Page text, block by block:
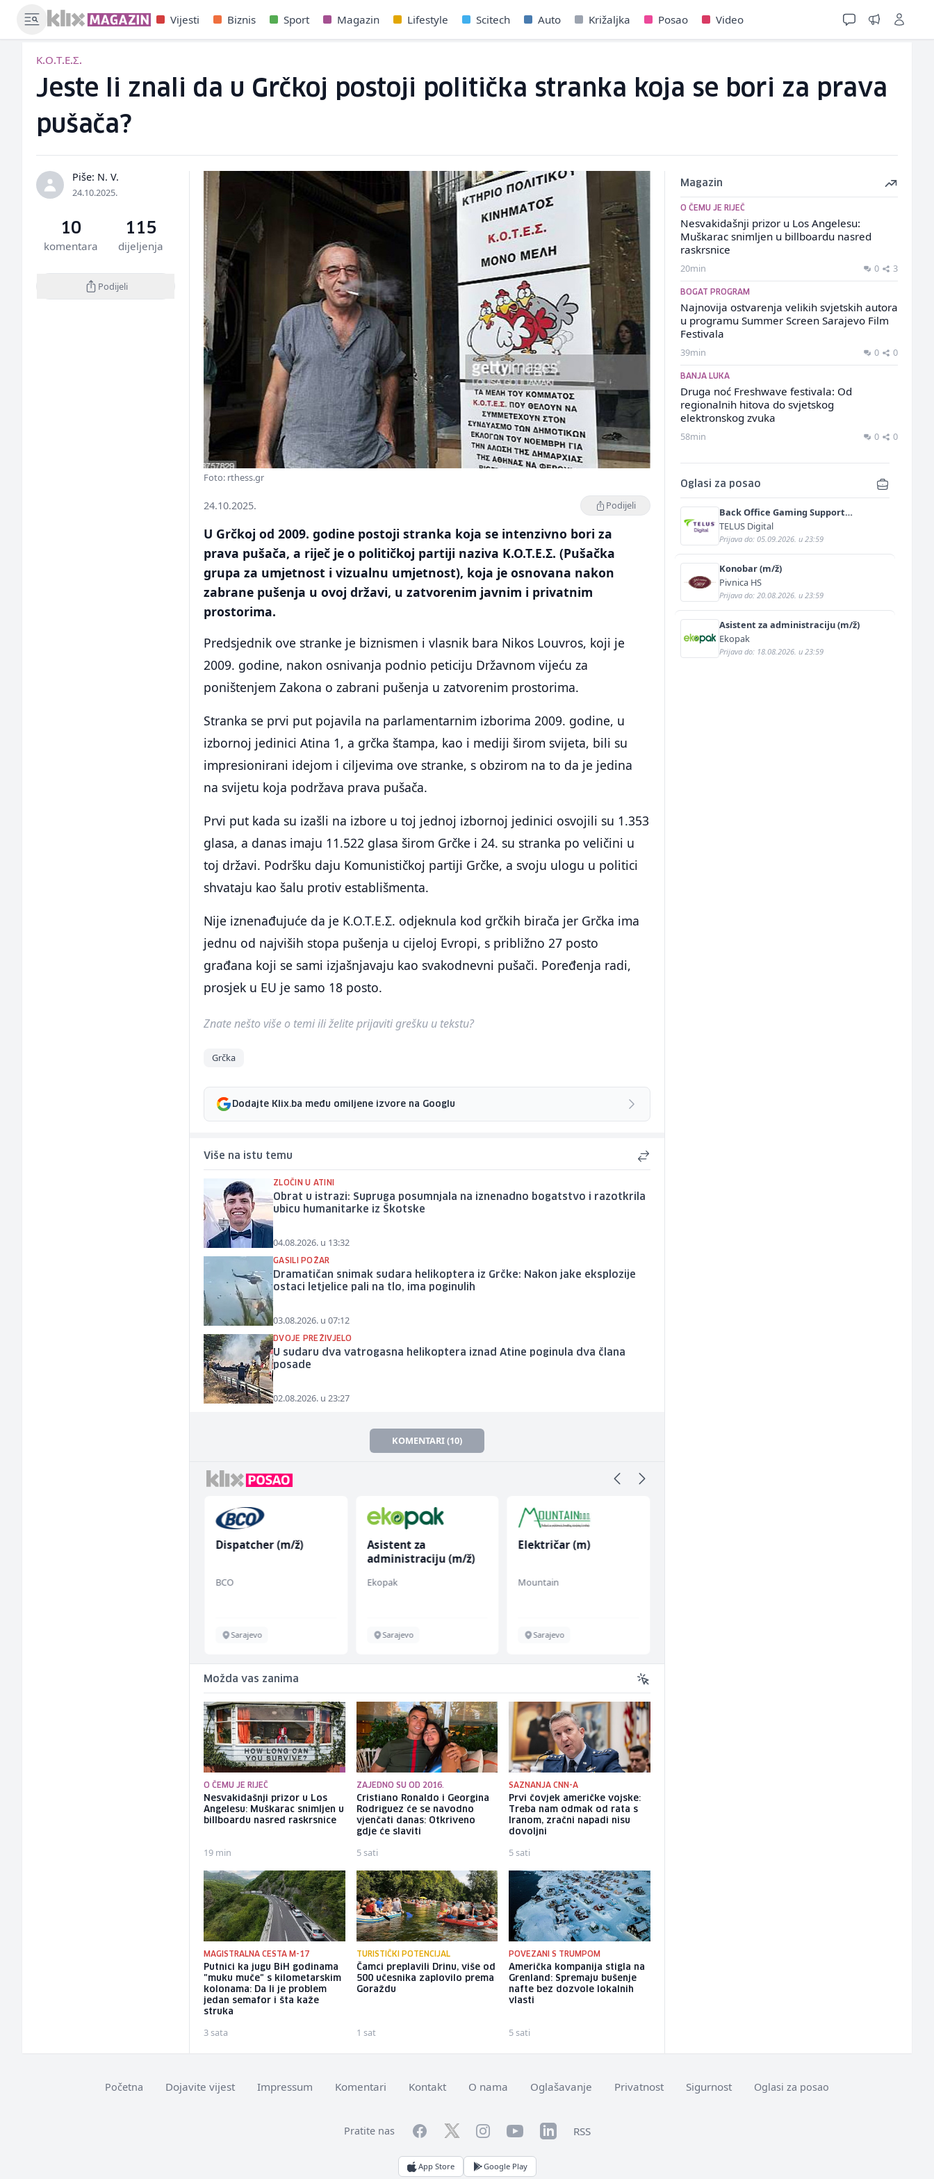
Vijesti Biznis Sport Magazin Lifestyle Scitech Auto Križaljka Posao Video
Κ.Ο.Τ.Ε.Σ.
Jeste li znali da u Grčkoj postoji politička stranka koja se bori za prava
pušača?
Piše: N. V.
24.10.2025.
10
komentara
115
dijeljenja
Podijeli
Foto: rthess.gr
24.10.2025. Podijeli
U Grčkoj od 2009. godine postoji stranka koja se intenzivno bori za
prava pušača, a riječ je o političkoj partiji naziva Κ.Ο.Τ.Ε.Σ. (Pušačka
grupa za umjetnost i vizualnu umjetnost), koja je osnovana nakon
zabrane pušenja u ovoj državi, u zatvorenim javnim i privatnim
prostorima.
Predsjednik ove stranke je biznismen i vlasnik bara Nikos Louvros, koji je
2009. godine, nakon osnivanja podnio peticiju Državnom vijeću za
poništenjem Zakona o zabrani pušenja u zatvorenim prostorima.
Stranka se prvi put pojavila na parlamentarnim izborima 2009. godine, u
izbornoj jedinici Atina 1, a grčka štampa, kao i mediji širom svijeta, bili su
impresionirani idejom i ciljevima ove stranke, s obzirom na to da je jedina
na svijetu koja podržava prava pušača.
Prvi put kada su izašli na izbore u toj jednoj izbornoj jedinici osvojili su 1.353
glasa, a danas imaju 11.522 glasa širom Grčke i 24. su stranka po veličini u
toj državi. Podršku daju Komunističkoj partiji Grčke, a svoju ulogu u politici
shvataju kao šalu protiv establišmenta.
Nije iznenađujuće da je Κ.Ο.Τ.Ε.Σ. odjeknula kod grčkih birača jer Grčka ima
jednu od najviših stopa pušenja u cijeloj Evropi, s približno 27 posto
građana koji se sami izjašnjavaju kao svakodnevni pušači. Poređenja radi,
prosjek u EU je samo 18 posto.
Znate nešto više o temi ili želite prijaviti grešku u tekstu?
Grčka
Dodajte Klix.ba među omiljene izvore na Googlu
Više na istu temu
ZLOČIN U ATINI
Obrat u istrazi: Supruga posumnjala na iznenadno bogatstvo i razotkrila
ubicu humanitarke iz Škotske
04.08.2026. u 13:32
GASILI POŽAR
Dramatičan snimak sudara helikoptera iz Grčke: Nakon jake eksplozije
ostaci letjelice pali na tlo, ima poginulih
03.08.2026. u 07:12
DVOJE PREŽIVJELO
U sudaru dva vatrogasna helikoptera iznad Atine poginula dva člana
posade
02.08.2026. u 23:27
KOMENTARI (10)
Dispatcher (m/ž)
BCO
Sarajevo
Asistent za
administraciju (m/ž)
Ekopak
Sarajevo
Električar (m)
Mountain
Sarajevo
Možda vas zanima
O ČEMU JE RIJEČ
Nesvakidašnji prizor u Los
Angelesu: Muškarac snimljen u
billboardu nasred raskrsnice
19 min
ZAJEDNO SU OD 2016.
Cristiano Ronaldo i Georgina
Rodriguez će se navodno
vjenčati danas: Otkriveno
gdje će slaviti
5 sati
SAZNANJA CNN-A
Prvi čovjek američke vojske:
Treba nam odmak od rata s
Iranom, zračni napadi nisu
dovoljni
5 sati
MAGISTRALNA CESTA M-17
Putnici ka jugu BiH godinama
"muku muče" s kilometarskim
kolonama: Da li je problem
jedan semafor i šta kaže
struka
3 sata
TURISTIČKI POTENCIJAL
Čamci preplavili Drinu, više od
500 učesnika zaplovilo prema
Goraždu
1 sat
POVEZANI S TRUMPOM
Američka kompanija stigla na
Grenland: Spremaju bušenje
nafte bez dozvole lokalnih
vlasti
5 sati
Magazin
O ČEMU JE RIJEČ
Nesvakidašnji prizor u Los Angelesu:
Muškarac snimljen u billboardu nasred
raskrsnice
20min 0 3
BOGAT PROGRAM
Najnovija ostvarenja velikih svjetskih autora
u programu Summer Screen Sarajevo Film
Festivala
39min 0 0
BANJA LUKA
Druga noć Freshwave festivala: Od
regionalnih hitova do svjetskog
elektronskog zvuka
58min 0 0
Oglasi za posao
Back Office Gaming Support
Specialist with German and English
(m/f)
TELUS Digital
Prijava do: 05.09.2026. u 23:59
Konobar (m/ž)
Pivnica HS
Prijava do: 20.08.2026. u 23:59
Asistent za administraciju (m/ž)
Ekopak
Prijava do: 18.08.2026. u 23:59
Početna Dojavite vijest Impressum Komentari Kontakt O nama Oglašavanje Privatnost Sigurnost Oglasi za posao
Pratite nas FacebookTwitterInstagramYouTubeLinkedInRSS
App Store Google Play